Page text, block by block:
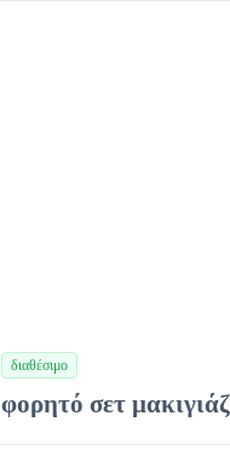
διαθέσιμο
χρώματα
φορητό σετ μακιγιάζ